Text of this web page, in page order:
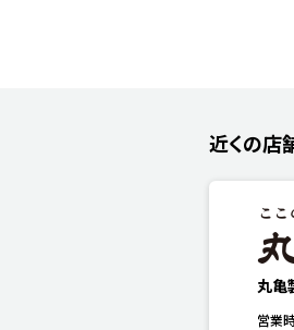
近くの店
丸亀
営業